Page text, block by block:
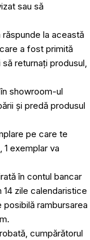
sau să
la această
a fost primită
returnați produsul,
showroom-ul
și predă produsul
pe care te
1 exemplar va
în contul bancar
zile calendaristice
rambursarea
cumpărătorul